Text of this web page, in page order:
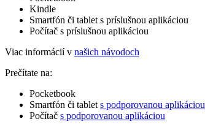
Kindle
Smartfón či tablet s príslušnou aplikáciou
Počítač s príslušnou aplikáciou
Viac informácií v našich návodoch
Prečítate na:
Pocketbook
Smartfón či tablet s podporovanou aplikáciou
Počítač s podporovanou aplikáciou